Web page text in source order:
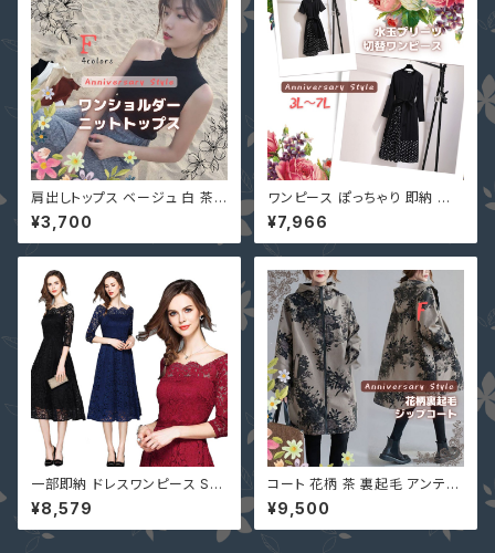
肩出しトップス ベージュ 白 茶
即納 黒 ニット ワンショルダー ノ
ースリーブ ショート丈 プルオー
バー 9001401 アメリカンスリ
クトップ キャミソール ブラウン
ホワイト Free フリーサイズ 90
01457
¥3,700
ワンピース ぽっちゃり 即納 有
3L 4L 5L 6L 7L 大きいサイズ
レディース 袖あり BXC-60616
6 長袖 or 半袖 大人 可愛い 重
¥7,966
一部即納 ドレスワンピース S-4
L ネイビー 黒 赤 ミモレ 総レー
ス ぽっちゃり 大きいサイズ 七分
袖 花柄 LM-81256
¥8,579
コート 花柄 茶 裏起毛 アンティ
ーク フラワープリント柄 フード
コート 97559006
¥9,500